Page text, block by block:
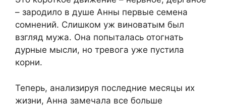
– зародило в душе Анны первые семена
сомнений. Слишком уж виноватым был
взгляд мужа. Она попыталась отогнать
дурные мысли, но тревога уже пустила
корни.
Теперь, анализируя последние месяцы их
жизни, Анна замечала все больше